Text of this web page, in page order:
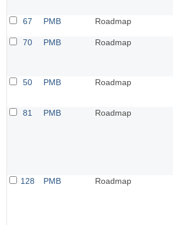
67 PMB Roadmap
70 PMB Roadmap
50 PMB Roadmap
81 PMB Roadmap
128 PMB Roadmap